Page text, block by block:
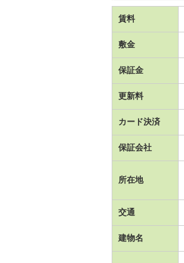
賃料
敷金
保証金
更新料
カード決済
保証会社
所在地
交通
建物名